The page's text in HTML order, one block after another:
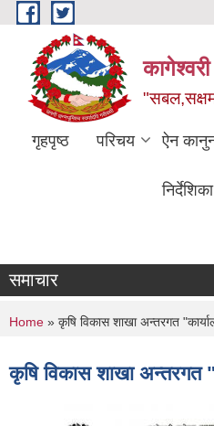
Skip to main content
गृहपृष्ठ परिचय ऐन
निर्देशिका
समाचार
You are here
Home » कृषि विकास शाखा अन्तरगत
कृषि विकास शाखा अन्तरगत